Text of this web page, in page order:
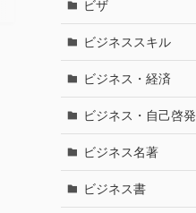
ビザ
ビジネススキル
ビジネス・経済
ビジネス・自己啓発
ビジネス名著
ビジネス書